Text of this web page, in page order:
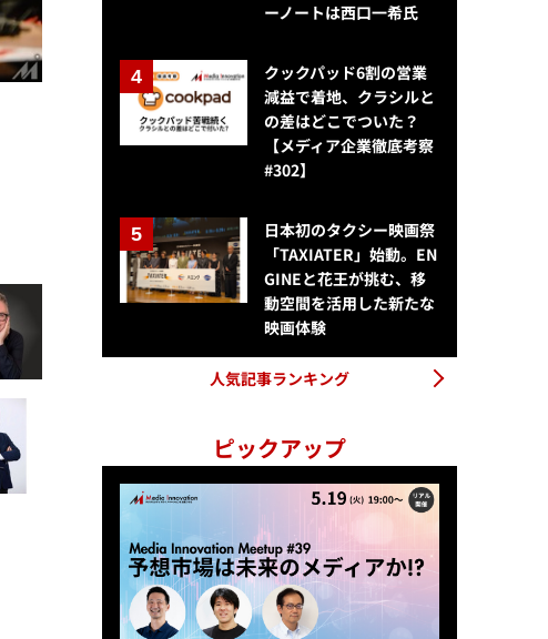
AIシネマが切り拓く新映像表現の潮流と映画産業が直面する倫理・制度
ーノートは西口一希氏
クックパッド6割の営業
減益で着地、クラシルと
の差はどこでついた？
【メディア企業徹底考察
#302】
日本初のタクシー映画祭
「TAXIATER」始動。EN
GINEと花王が挑む、移
動空間を活用した新たな
映画体験
人気記事ランキング
ピックアップ